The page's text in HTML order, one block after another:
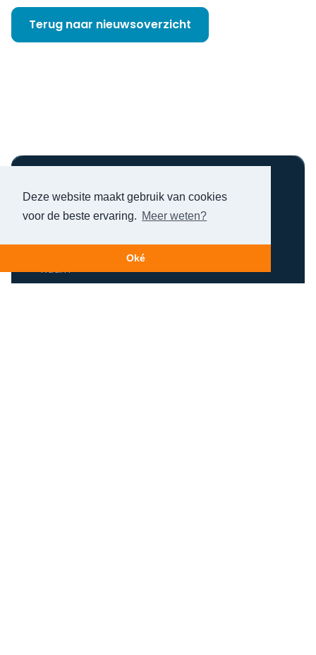
Deze website maakt gebruik van cookies
voor de beste ervaring. Meer weten?
Oké
Terug naar nieuwsoverzicht
Nog niet helder?